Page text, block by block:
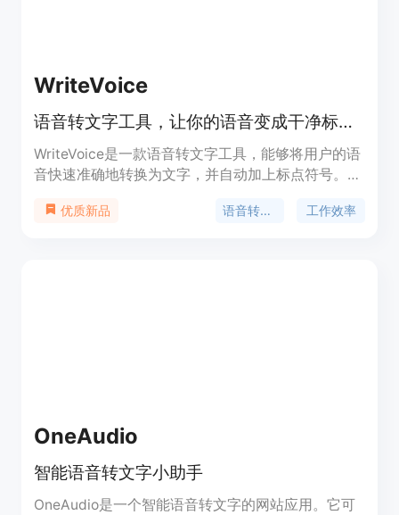
WriteVoice
语音转文字工具，让你的语音变成干净标点的文字。
WriteVoice是一款语音转文字工具，能够将用户的语
音快速准确地转换为文字，并自动加上标点符号。其
言，并具有私密安全保护等特点。WriteVoice定位为
优质新品 语音转文字 工作效率
OneAudio
智能语音转文字小助手
OneAudio是一个智能语音转文字的网站应用。它可